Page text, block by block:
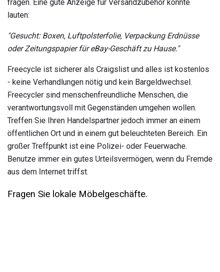
fragen. Eine gute Anzeige für Versandzubehör könnte
lauten:
"Gesucht: Boxen, Luftpolsterfolie, Verpackung Erdnüsse
oder Zeitungspapier für eBay-Geschäft zu Hause."
Freecycle ist sicherer als Craigslist und alles ist kostenlos
- keine Verhandlungen nötig und kein Bargeldwechsel.
Freecycler sind menschenfreundliche Menschen, die
verantwortungsvoll mit Gegenständen umgehen wollen.
Treffen Sie Ihren Handelspartner jedoch immer an einem
öffentlichen Ort und in einem gut beleuchteten Bereich. Ein
großer Treffpunkt ist eine Polizei- oder Feuerwache.
Benutze immer ein gutes Urteilsvermögen, wenn du Fremde
aus dem Internet triffst.
Fragen Sie lokale Möbelgeschäfte.